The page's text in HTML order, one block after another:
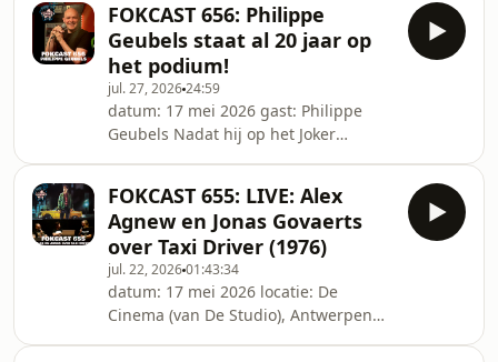
eerbetoon met een film top 15 van
zijn films. Ja, Jurassic Park staat op 1,
maar wat is de rest van die top 15?
Die top 15 kun je hier vinden:
https://letterboxd.com/jokerfokke/list/fokcast-
657-sam-neill/
FOKCAST 656: Philippe
Geubels staat al 20 jaar op
het podium!
jul. 27, 202624:59
datum: 17 mei 2026 gast: Philippe
Geubels Nadat hij op het Joker
begin periode, zijn TV werk, het
werken aan angsten en de
afwezigheid van alcohol.
FOKCAST 655: LIVE: Alex
Agnew en Jonas Govaerts
over Taxi Driver (1976)
jul. 22, 202601:43:34
datum: 17 mei 2026 locatie: De
Cinema (van De Studio), Antwerpen